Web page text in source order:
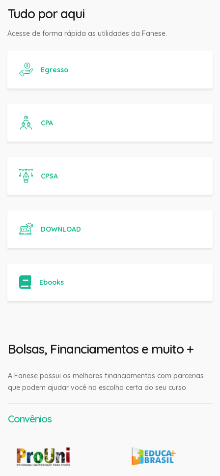
Tudo por aqui
Acesse de forma rápida as utilidades da Fanese.
Egresso
CPA
CPSA
DOWNLOAD
Ebooks
Bolsas, Financiamentos e muito +
A Fanese possui os melhores financiamentos com parcerias
que podem ajudar você na escolha certa do seu curso.
Convênios